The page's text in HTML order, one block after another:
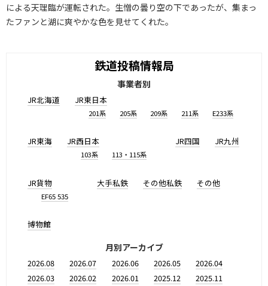
による天理臨が運転された。生憎の曇り空の下であったが、集まっ
たファンと湖に爽やかな色を見せてくれた。
鉄道投稿情報局
事業者別
JR北海道 JR東日本
201系 205系 209系 211系 E233系
JR東海 JR西日本
103系 113・115系
JR四国 JR九州
JR貨物
EF65 535
大手私鉄 その他私鉄 その他
博物館
月別アーカイブ
2026.08 2026.07 2026.06 2026.05
2026.04
2026.03
2026.02 2026.01 2025.12
2025.11